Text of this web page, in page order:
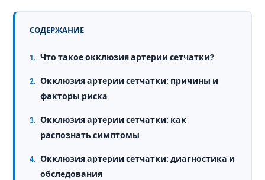
СОДЕРЖАНИЕ
Что такое окклюзия артерии сетчатки?
Окклюзия артерии сетчатки: причины и
факторы риска
Окклюзия артерии сетчатки: как
распознать симптомы
Окклюзия артерии сетчатки: диагностика и
обследования